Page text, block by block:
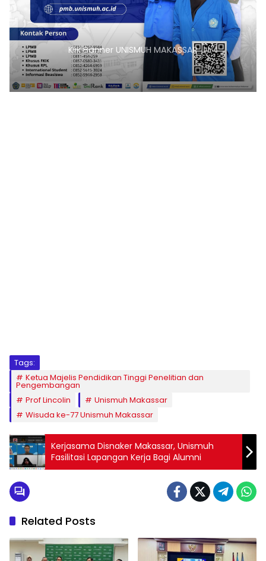
Klik Banner UNISMUH MAKASSAR
Tags:
Ketua Majelis Pendidikan Tinggi Penelitian dan
Pengembangan
Prof Lincolin
Unismuh Makassar
Wisuda ke-77 Unismuh Makassar
Kerjasama Disnaker Makassar, Unismuh
Fasilitasi Lapangan Kerja Bagi Alumni
Related Posts